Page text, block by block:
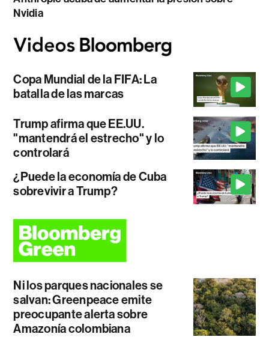
Nvidia
Copa Mundial de la FIFA: La
batalla de las marcas
Trump afirma que EE.UU.
"mantendrá el estrecho" y lo
controlará
¿Puede la economía de Cuba
sobrevivir a Trump?
Ni los parques nacionales se
salvan: Greenpeace emite
preocupante alerta sobre
Amazonía colombiana